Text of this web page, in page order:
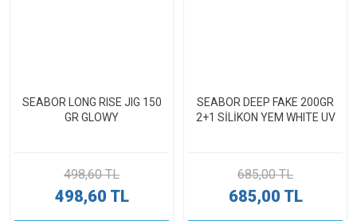
SEABOR LONG RISE JIG 150
GR GLOWY
498,60 TL
498,60 TL
SEABOR DEEP FAKE 200GR
2+1 SİLİKON YEM WHITE UV
685,00 TL
685,00 TL